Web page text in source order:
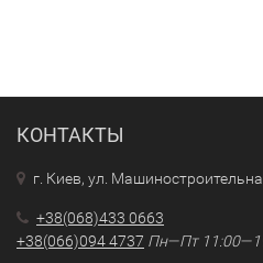
КОНТАКТЫ
г. Киев, ул.
+38(068)433 0663
+38(066)094 4737 Пн—Пт